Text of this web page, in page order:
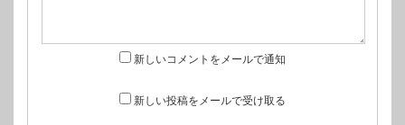
新しいコメントをメールで通知
新しい投稿をメールで受け取る